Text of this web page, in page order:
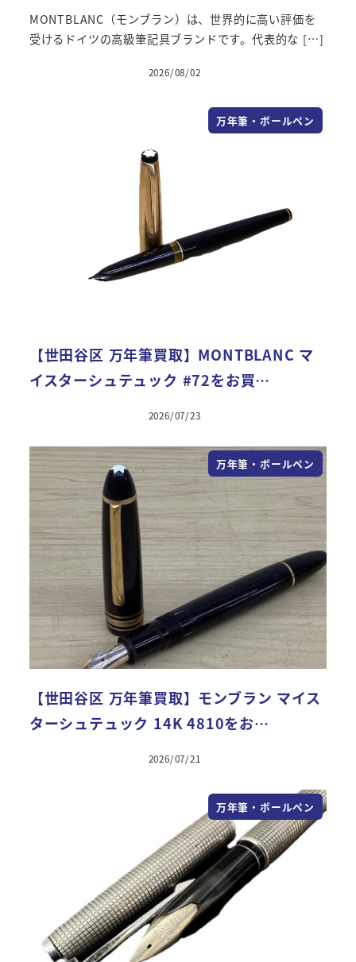
MONTBLANC（モンブラン）は、世界的に高い評価を
受けるドイツの高級筆記具ブランドです。代表的な […]
2026/08/02
万年筆・ボールペン
【世田谷区 万年筆買取】MONTBLANC マ
イスターシュテュック #72をお買…
2026/07/23
万年筆・ボールペン
【世田谷区 万年筆買取】モンブラン マイス
ターシュテュック 14K 4810をお…
2026/07/21
万年筆・ボールペン